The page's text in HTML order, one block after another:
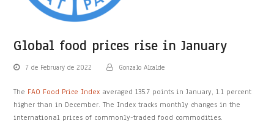
Global food prices rise in January
7 de February de 2022 Gonzalo Alcalde
The FAO Food Price Index averaged 135.7 points in January, 1.1 percent
higher than in December. The Index tracks monthly changes in the
international prices of commonly-traded food commodities.